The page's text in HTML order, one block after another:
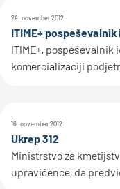
24. november 2012
ITIME+ pospeševalnik
ITIME+, pospeševalnik
komercializaciji
16. november 2012
Ukrep 312
Ministrstvo za
upravičence, da